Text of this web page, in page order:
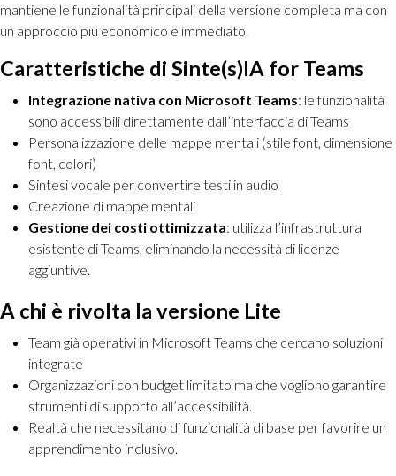
mantiene le funzionalità principali della versione completa ma con
un approccio più economico e immediato.
Caratteristiche di Sinte(s)IA for Teams
Integrazione nativa con Microsoft Teams: le funzionalità
sono accessibili direttamente dall’interfaccia di Teams
Personalizzazione delle mappe mentali (stile font, dimensione
font, colori)
Sintesi vocale per convertire testi in audio
Creazione di mappe mentali
Gestione dei costi ottimizzata: utilizza l’infrastruttura
esistente di Teams, eliminando la necessità di licenze
aggiuntive.
A chi è rivolta la versione Lite
Team già operativi in Microsoft Teams che cercano soluzioni
integrate
Organizzazioni con budget limitato ma che vogliono garantire
strumenti di supporto all’accessibilità.
Realtà che necessitano di funzionalità di base per favorire un
apprendimento inclusivo.